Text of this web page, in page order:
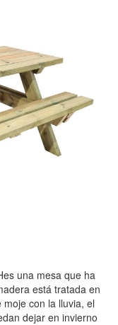
una mesa que ha
está tratada en
con la lluvia, el
dejar en invierno